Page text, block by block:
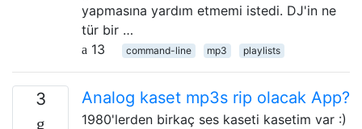
yapmasına yardım etmemi istedi. DJ'in ne
tür bir …
13
command-line mp3 playlists
3 Analog kaset mp3s rip olacak App?
1980'lerden birkaç ses kaseti kasetim var :)